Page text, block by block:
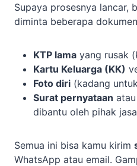
Supaya prosesnya lancar,
diminta beberapa
KTP lama yang rusak
Kartu Keluarga (KK)
Foto diri (kadang
Surat pernyataan
dibantu oleh pihak
Semua ini bisa kamu kirim
WhatsApp atau email.